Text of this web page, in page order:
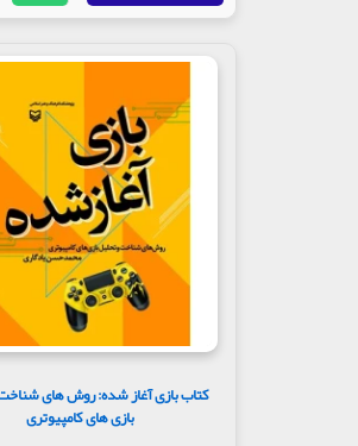
کتاب بازی آغاز شده: روش های
بازی های کامپیوتری